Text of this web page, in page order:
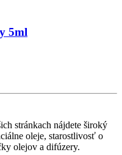
5ml
stránkach nájdete široký
oleje, starostlivosť o
olejov a difúzery.